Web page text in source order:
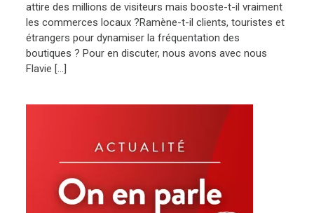
attire des millions de visiteurs mais booste-t-il vraiment
les commerces locaux ?Ramène-t-il clients, touristes et
étrangers pour dynamiser la fréquentation des
boutiques ? Pour en discuter, nous avons avec nous
Flavie […]